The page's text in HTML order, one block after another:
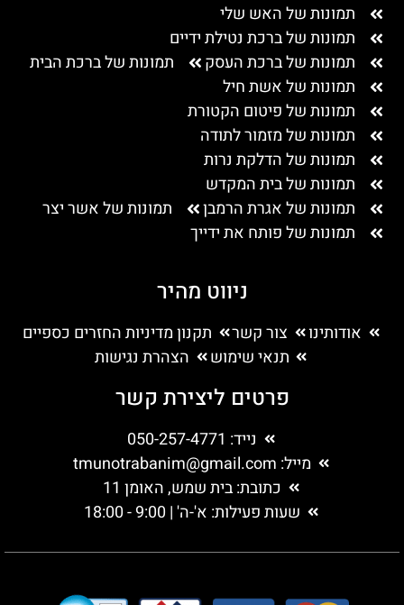
תמונות של האש שלי
תמונות של ברכת נטילת ידיים
תמונות של ברכת העסק
תמונות של ברכת הבית
תמונות של אשת חיל
תמונות של פיטום הקטורת
תמונות של מזמור לתודה
תמונות של הדלקת נרות
תמונות של בית המקדש
תמונות של אגרת הרמבן
תמונות של אשר יצר
תמונות של פותח את ידייך
ניווט מהיר
אודותינו צור קשר
תקנון מדיניות החזרים כספיים
תנאי שימוש
הצהרת נגישות
פרטים ליצירת קשר
נייד: 050-257-4771
מייל: tmunotrabanim@gmail.com
כתובת: בית שמש, האומן 11
שעות פעילות: א'-ה' | 9:00 - 18:00